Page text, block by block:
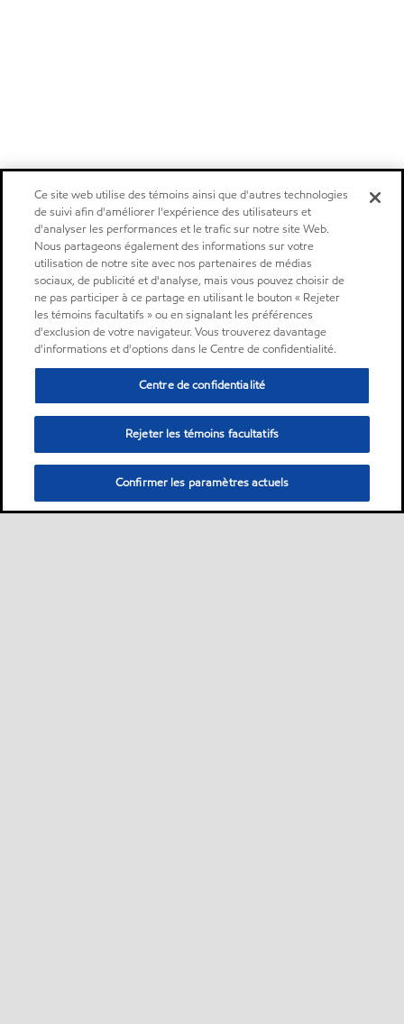
Ce site web utilise des témoins ainsi que d'autres technologies
de suivi afin d'améliorer l'expérience des utilisateurs et
d'analyser les performances et le trafic sur notre site Web.
Nous partageons également des informations sur votre
utilisation de notre site avec nos partenaires de médias
sociaux, de publicité et d'analyse, mais vous pouvez choisir de
ne pas participer à ce partage en utilisant le bouton « Rejeter
les témoins facultatifs » ou en signalant les préférences
d'exclusion de votre navigateur. Vous trouverez davantage
d'informations et d'options dans le Centre de confidentialité.
Centre de confidentialité
Rejeter les témoins facultatifs
Confirmer les paramètres actuels